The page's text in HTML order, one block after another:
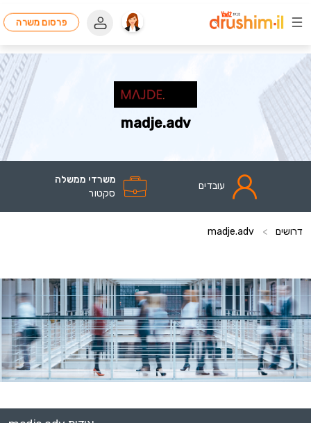
פרסום משרה
madje.adv
עובדים
משרדי ממשלה
סקטור
דרושים >
madje.adv